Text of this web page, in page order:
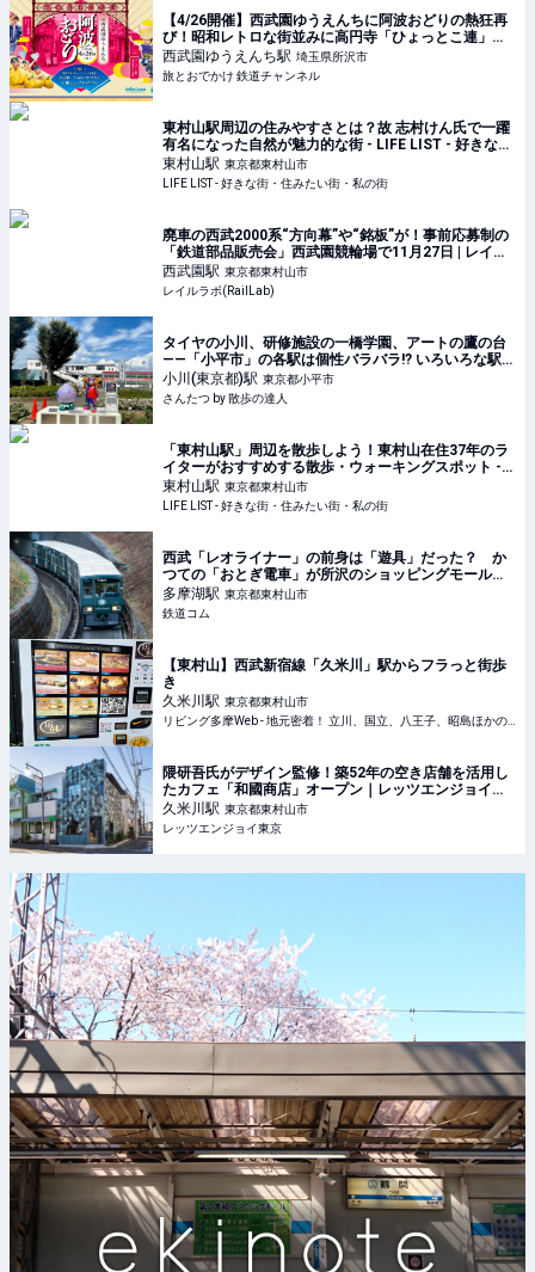
【4/26開催】西武園ゆうえんちに阿波おどりの熱狂再
び！昭和レトロな街並みに高円寺「ひょっとこ連」ら
集結、家族で楽しめる春イベントを紹介 | 旅とおでか
け 鉄道チャンネル
西武園ゆうえんち駅 埼玉県所沢市
旅とおでかけ 鉄道チャンネル
東村山駅周辺の住みやすさとは？故 志村けん氏で一躍
有名になった自然が魅力的な街 - LIFE LIST - 好きな
街・住みたい街・私の街
東村山駅 東京都東村山市
LIFE LIST - 好きな街・住みたい街・私の街
廃車の西武2000系“方向幕”や“銘板”が！事前応募制の
「鉄道部品販売会」西武園競輪場で11月27日 | レイル
ラボ ニュース
西武園駅 東京都東村山市
レイルラボ(RailLab)
タイヤの小川、研修施設の一橋学園、アートの鷹の台
——「小平市」の各駅は個性バラバラ!? いろいろな駅前
編【多摩のA面】｜さんたつ by 散歩の達人
小川(東京都)駅 東京都小平市
さんたつ by 散歩の達人
「東村山駅」周辺を散歩しよう！東村山在住37年のラ
イターがおすすめする散歩・ウォーキングスポット -
LIFE LIST - 好きな街・住みたい街・私の街
東村山駅 東京都東村山市
LIFE LIST - 好きな街・住みたい街・私の街
西武「レオライナー」の前身は「遊具」だった？ か
つての「おとぎ電車」が所沢のショッピングモールへ -
鉄道コム
多摩湖駅 東京都東村山市
鉄道コム
【東村山】西武新宿線「久米川」駅からフラっと街歩
き
久米川駅 東京都東村山市
隈研吾氏がデザイン監修！築52年の空き店舗を活用し
たカフェ「和國商店」オープン｜レッツエンジョイ東
京
久米川駅 東京都東村山市
レッツエンジョイ東京